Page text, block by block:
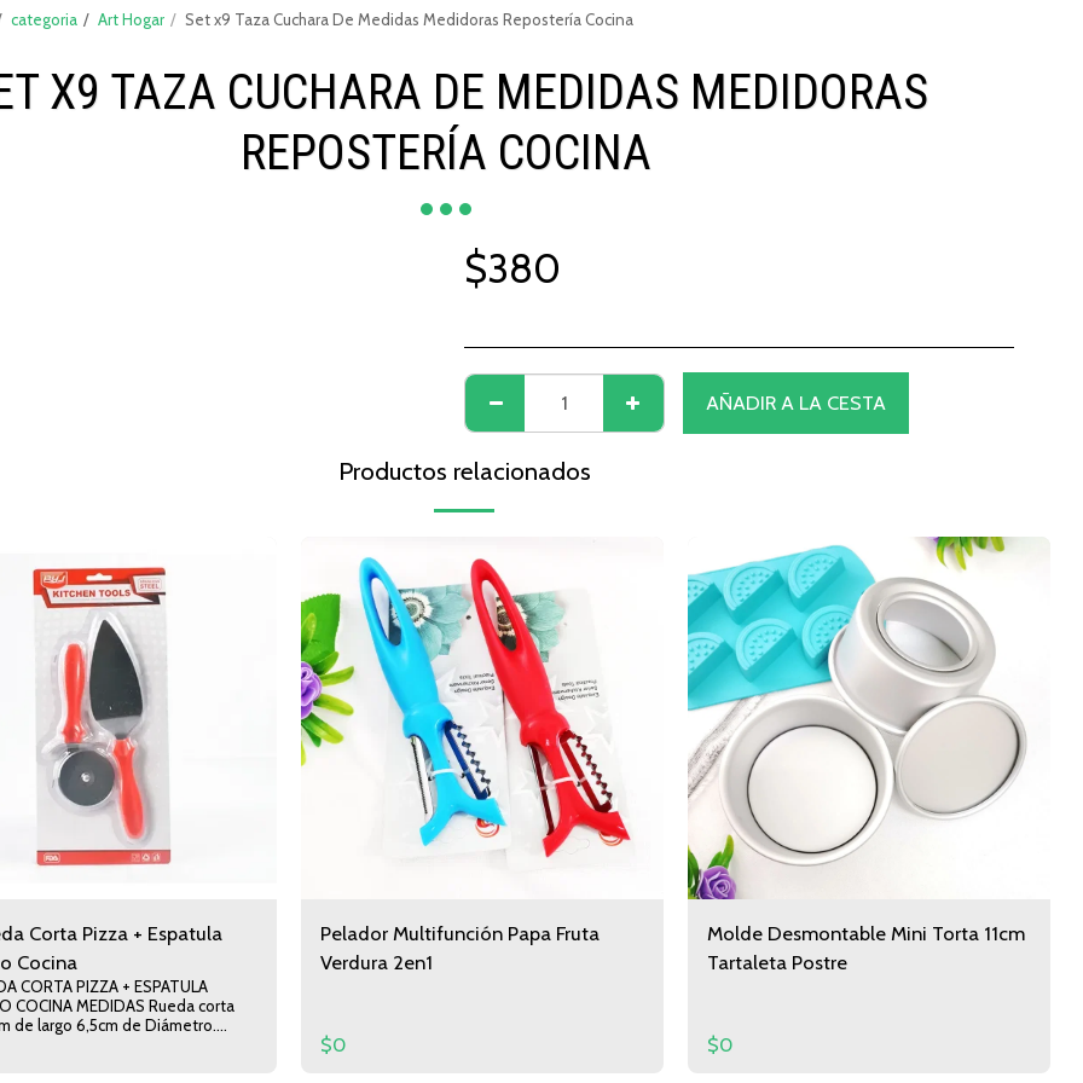
categoria Art Hogar Set x9 Taza Cuchara De Medidas Medidoras Repostería Cocina
X9 TAZA CUCHARA DE MEDIDAS MEDIDORAS
REPOSTERÍA COCINA
$380
AÑADIR A LA CESTA
Productos relacionados
Corta Pizza + Espatula
Cocina
CORTA PIZZA + ESPATULA
Rueda corta
de largo 6,5cm de Diámetro.
de Largo 5cm de Ancho
Pelador Multifunción Papa Fruta
Verdura 2en1
$0
Molde Desmontable Mini Torta 11cm
Tartaleta Postre
$0